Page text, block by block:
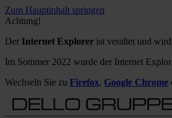
Zum Hauptinhalt springen
Achtung!
Der Internet Explorer ist veraltet und wird
Im Sommer 2022 wurde der Internet
Wechseln Sie zu Firefox, Google Chrome